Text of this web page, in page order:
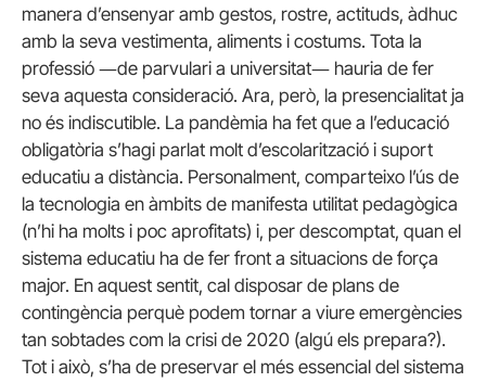
manera d’ensenyar amb gestos, rostre, actituds, àdhuc
amb la seva vestimenta, aliments i costums. Tota la
professió ―de parvulari a universitat― hauria de fer
seva aquesta consideració. Ara, però, la presencialitat ja
no és indiscutible. La pandèmia ha fet que a l’educació
obligatòria s’hagi parlat molt d’escolarització i suport
educatiu a distància. Personalment, comparteixo l’ús de
la tecnologia en àmbits de manifesta utilitat pedagògica
(n’hi ha molts i poc aprofitats) i, per descomptat, quan el
sistema educatiu ha de fer front a situacions de força
major. En aquest sentit, cal disposar de plans de
contingència perquè podem tornar a viure emergències
tan sobtades com la crisi de 2020 (algú els prepara?).
Tot i això, s’ha de preservar el més essencial del sistema